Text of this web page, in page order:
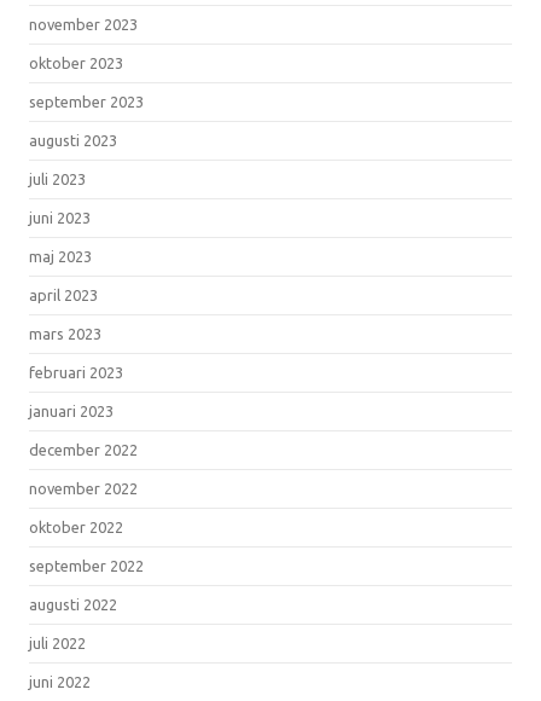
november 2023
oktober 2023
september 2023
augusti 2023
juli 2023
juni 2023
maj 2023
april 2023
mars 2023
februari 2023
januari 2023
december 2022
november 2022
oktober 2022
september 2022
augusti 2022
juli 2022
juni 2022